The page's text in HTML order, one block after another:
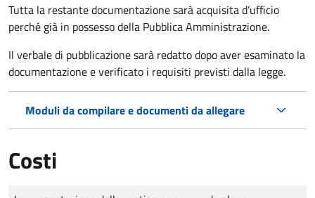
Tutta la restante documentazione sarà acquisita d’ufficio
perché già in possesso della Pubblica Amministrazione.
Il verbale di pubblicazione sarà redatto dopo aver esaminato la
documentazione e verificato i requisiti previsti dalla legge.
Moduli da compilare e documenti da allegare
Costi
Tipo di pagamento
Importo